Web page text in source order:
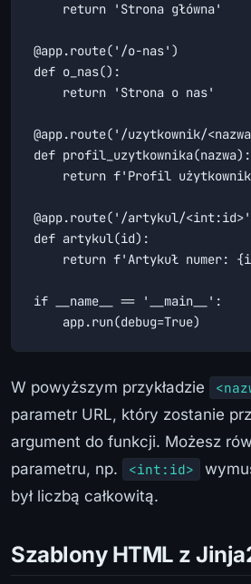
    return 'Strona główna'
@app.route('/o-nas')
def o_nas():
    return 'Strona o nas'
@app.route('/uzytkownik/
def profil_uzytkownika(nazwa):
return f'Profil
@app.route('/artykul/
def artykul(id):
return f'Artykuł numer:
if __name__ == '__main__':
    app.run(debug=True)
W powyższym przykładzie
parametr URL, który zostanie
argument do funkcji. Możesz
parametru, np.
<int:id>
był liczbą całkowitą.
Szablony HTML z